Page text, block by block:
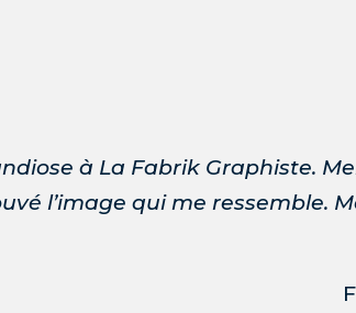
à La Fabrik Graphiste.
l’image qui me ressemble.